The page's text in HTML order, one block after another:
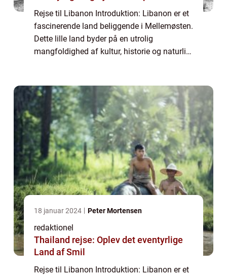
Rejse til Libanon Introduktion: Libanon er et
fascinerende land beliggende i Mellemøsten.
Dette lille land byder på en utrolig
mangfoldighed af kultur, historie og naturlig
18 januar 2024 Peter Mortensen
redaktionel
Thailand rejse: Oplev det eventyrlige
Land af Smil
Rejse til Libanon Introduktion: Libanon er et